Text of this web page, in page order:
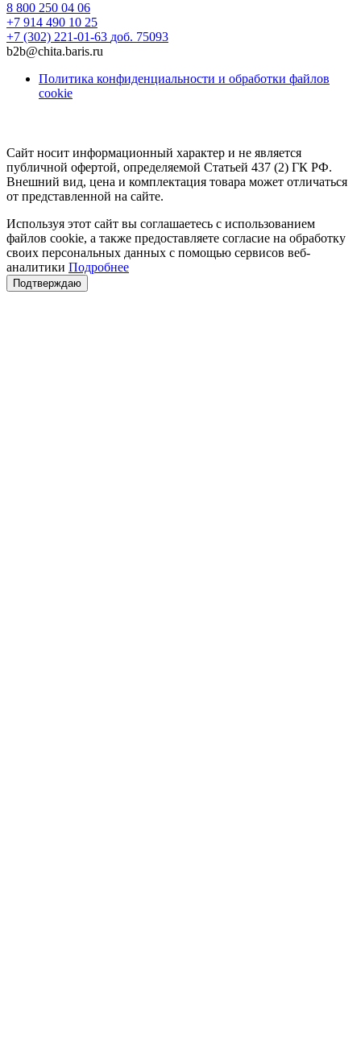
8 800 250 04 06
+7 914 490 10 25
+7 (302) 221-01-63 доб. 75093
b2b@chita.baris.ru
Политика конфиденциальности и обработки файлов
cookie
Сайт носит информационный характер и не является
публичной офертой, определяемой Статьей 437 (2) ГК РФ.
Внешний вид, цена и комплектация товара может отличаться
от представленной на сайте.
Используя этот сайт вы соглашаетесь с использованием
файлов cookie, а также предоставляете согласие на обработку
своих персональных данных с помощью сервисов веб-
аналитики Подробнее
Подтверждаю